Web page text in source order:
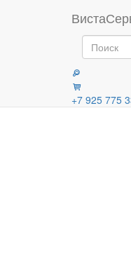
+7 925 775
Категории